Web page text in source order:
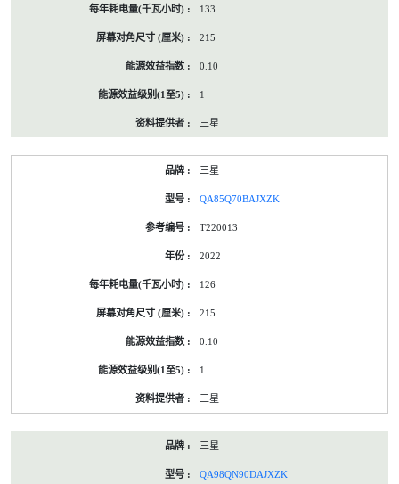
133
215
0.10
1
三星
三星
QA85Q70BAJXZK
T220013
2022
126
215
0.10
1
三星
三星
QA98QN90DAJXZK